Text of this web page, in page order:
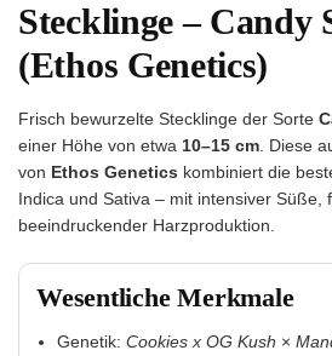
Stecklinge – Candy
(Ethos Genetics)
Frisch bewurzelte Stecklinge der Sorte
einer Höhe von etwa 10–15 cm. Diese
von Ethos Genetics kombiniert die
Indica und Sativa – mit intensiver Süße,
beeindruckender Harzproduktion.
Wesentliche Merkmale
Genetik: Cookies x OG Kush ×